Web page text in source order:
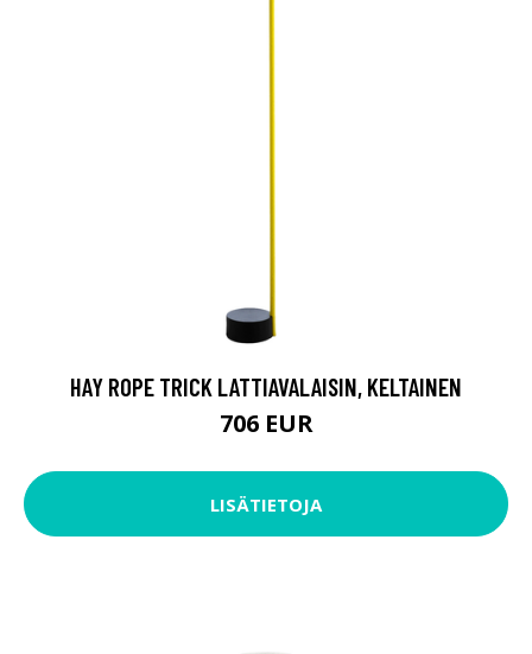
HAY ROPE TRICK LATTIAVALAISIN, KELTAINEN
706 EUR
LISÄTIETOJA